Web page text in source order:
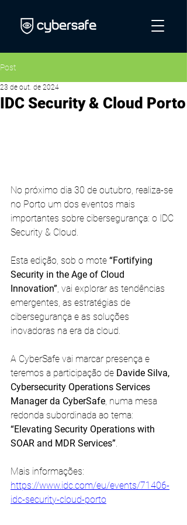
Post
IDC Security & Cloud Porto
23 de out. de 2024
No próximo dia 30 de outubro, realiza-se
no Porto um dos eventos mais
importantes sobre cibersegurança: o IDC
Security & Cloud.
Esta edição, sob o mote “Fortifying
Security in the Age of Cloud
Innovation”, vai explorar as tendências
emergentes, as estratégias de
cibersegurança e as soluções
inovadoras na era da cloud.
A CyberSafe vai marcar presença e
teremos a participação de Davide Silva,
Cybersecurity Operations Services
Manager da CyberSafe, numa mesa
redonda subordinada ao tema:
“Elevating Security Operations with
SOAR and MDR Services”.
Mais informações:
https://www.idc.com/eu/events/71406-
idc-security-cloud-porto